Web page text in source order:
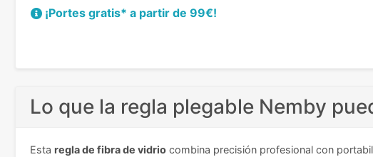
¡Portes gratis* a partir de 99€!
Lo que la regla plegable Nemby
Esta regla de fibra de vidrio combina precisión profesional con